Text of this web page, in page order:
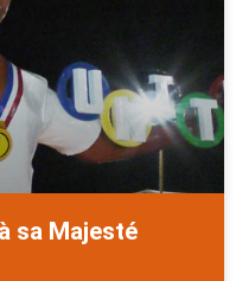
sa Majesté